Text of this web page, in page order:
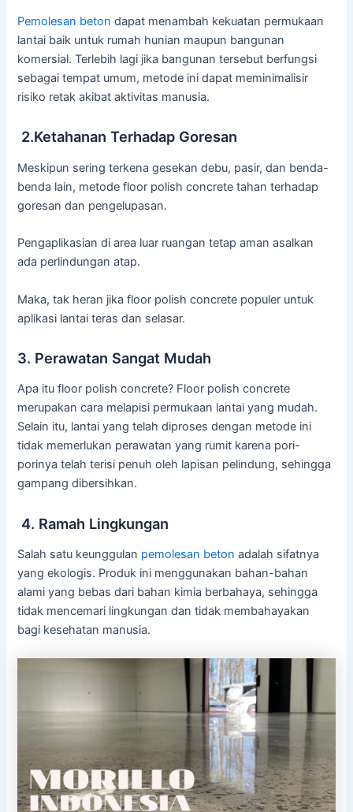
Pemolesan beton dapat menambah kekuatan permukaan
lantai baik untuk rumah hunian maupun bangunan
komersial. Terlebih lagi jika bangunan tersebut berfungsi
sebagai tempat umum, metode ini dapat meminimalisir
risiko retak akibat aktivitas manusia.
2.Ketahanan Terhadap Goresan
Meskipun sering terkena gesekan debu, pasir, dan benda-
benda lain, metode floor polish concrete tahan terhadap
goresan dan pengelupasan.
Pengaplikasian di area luar ruangan tetap aman asalkan
ada perlindungan atap.
Maka, tak heran jika floor polish concrete populer untuk
aplikasi lantai teras dan selasar.
3. Perawatan Sangat Mudah
Apa itu floor polish concrete? Floor polish concrete
merupakan cara melapisi permukaan lantai yang mudah.
Selain itu, lantai yang telah diproses dengan metode ini
tidak memerlukan perawatan yang rumit karena pori-
porinya telah terisi penuh oleh lapisan pelindung, sehingga
gampang dibersihkan.
4. Ramah Lingkungan
Salah satu keunggulan pemolesan beton adalah sifatnya
yang ekologis. Produk ini menggunakan bahan-bahan
alami yang bebas dari bahan kimia berbahaya, sehingga
tidak mencemari lingkungan dan tidak membahayakan
bagi kesehatan manusia.